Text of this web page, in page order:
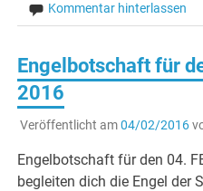
Kommentar hinterlassen
Engelbotschaft für
2016
Veröffentlicht am04/02/2016
Engelbotschaft für den 04.
begleiten dich die Engel der